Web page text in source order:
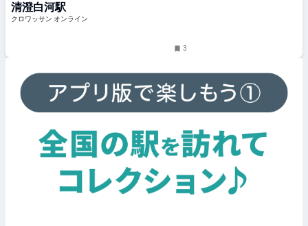
サン オンライン
清澄白河駅
クロワッサン オンライン
3